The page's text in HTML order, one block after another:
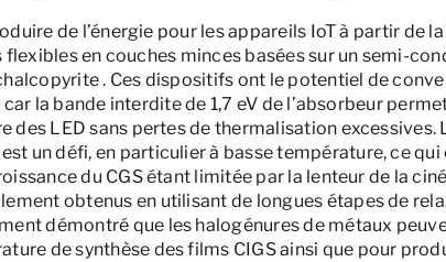
de l’énergie pour les appareils IoT à partir de
en couches minces basées sur un semi-
. Ces dispositifs ont le potentiel de
la bande interdite de 1,7 eV de l’absorbeur
des LED sans pertes de thermalisation excessives.
un défi, en particulier à basse température, ce
du CGS étant limitée par la lenteur de la
obtenus en utilisant de longues étapes de
démontré que les halogénures de métaux
de synthèse des films CIGS ainsi que pour